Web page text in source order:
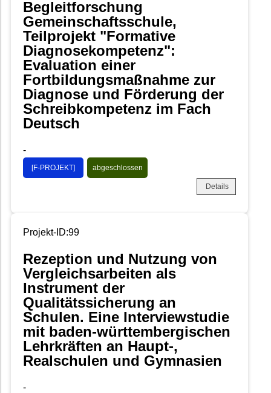
Begleitforschung
Gemeinschaftsschule,
Teilprojekt "Formative
Diagnosekompetenz":
Evaluation einer
Fortbildungsmaßnahme zur
Diagnose und Förderung der
Schreibkompetenz im Fach
Deutsch
-
[F-PROJEKT] abgeschlossen
Details
Projekt-ID:99
Rezeption und Nutzung von
Vergleichsarbeiten als
Instrument der
Qualitätssicherung an
Schulen. Eine Interviewstudie
mit baden-württembergischen
Lehrkräften an Haupt-,
Realschulen und Gymnasien
-